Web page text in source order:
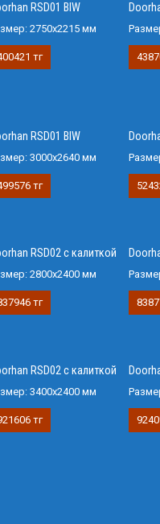
RSD01 BIW
2750х2215 мм
тг
RSD01 BIW
3000х2640 мм
тг
RSD02 с калиткой
2800х2400 мм
тг
RSD02 с калиткой
3400х2400 мм
тг